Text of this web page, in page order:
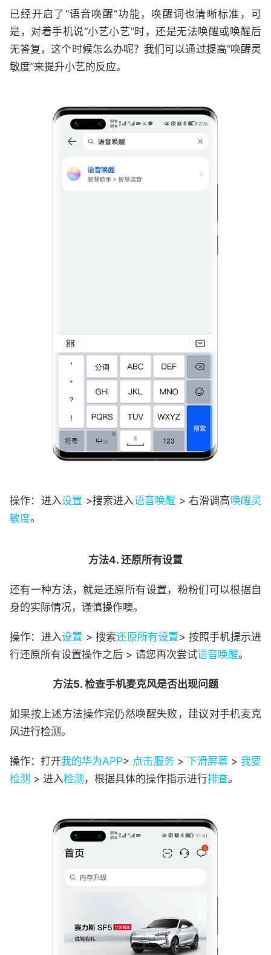
已经开启了“语音唤醒”功能，唤醒词也清晰标准，可
是，对着手机说“小艺小艺”时，还是无法唤醒或唤醒后
无答复，这个时候怎么办呢？我们可以通过提高“唤醒灵
敏度”来提升小艺的反应。
操作：进入设置 >搜索进入语音唤醒 > 右滑调高唤醒灵
敏度。
方法4. 还原所有设置
还有一种方法，就是还原所有设置，粉粉们可以根据自
身的实际情况，谨慎操作噢。
操作：进入设置 > 搜索还原所有设置> 按照手机提示进
行还原所有设置操作之后 > 请您再次尝试语音唤醒。
方法5. 检查手机麦克风是否出现问题
如果按上述方法操作完仍然唤醒失败，建议对手机麦克
风进行检测。
操作：打开我的华为APP> 点击服务 > 下滑屏幕>我要
检测 > 进入检测 ，根据具体的操作指示进行排查。